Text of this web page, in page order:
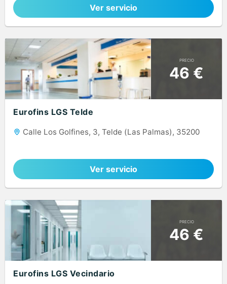
Ver servicio
PRECIO
46 €
Eurofins LGS Telde
Calle Los Golfines, 3, Telde (Las Palmas), 35200
Ver servicio
PRECIO
46 €
Eurofins LGS Vecindario